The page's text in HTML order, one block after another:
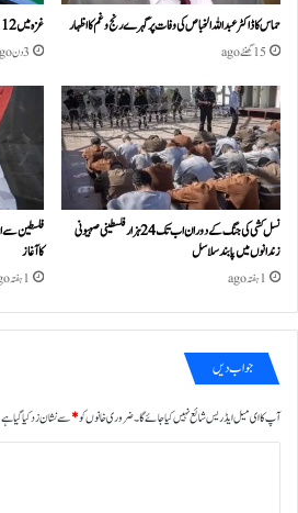
حماس کا ڈاکٹر عبداللہ الخباص کی وفات پر گہرے رنج وغم کااظہار
15 گھنٹے ago
غزہ میں 112 شہدا کی سب سے بڑا اجتماعی نماز جنازہ
3 دن ago
نسل کشی کی جنگ کے دوران اب تک 24ہزار فلسطینی صہیونی
زندانوں میں پابند سلاسل
1 ہفتہ ago
کا آغاز
1 ہفتہ ago
جواب دیں
آپ کا ای میل ایڈریس شائع نہیں کیا جائے گا۔ضروری خانوں کو*سے نشان زد کیا گیا ہے